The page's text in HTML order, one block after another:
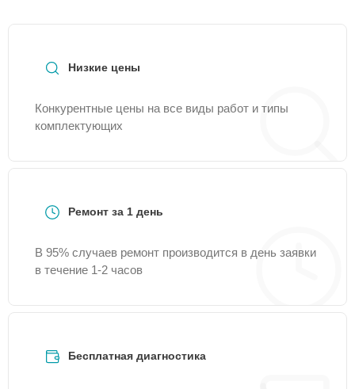
Низкие цены
Конкурентные цены на все виды работ и типы
комплектующих
Ремонт за 1 день
В 95% случаев ремонт производится в день заявки
в течение 1-2 часов
Бесплатная диагностика